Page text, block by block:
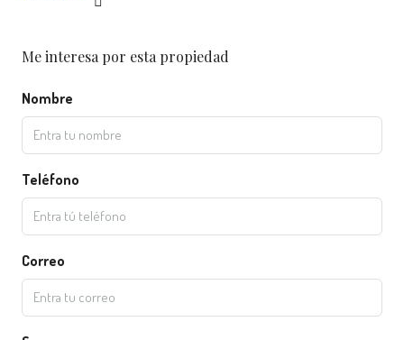
Me interesa por esta propiedad
Nombre
Teléfono
Correo